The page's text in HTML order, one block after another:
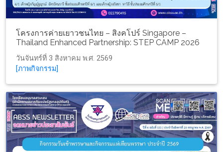
โครงการค่ายเยาวชนไทย – สิงคโปร์ Singapore –
Thailand Enhanced Partnership: STEP CAMP 2026
วันจันทร์ที่ 3 สิงหาคม พ.ศ. 2569
[ภาพกิจกรรม]